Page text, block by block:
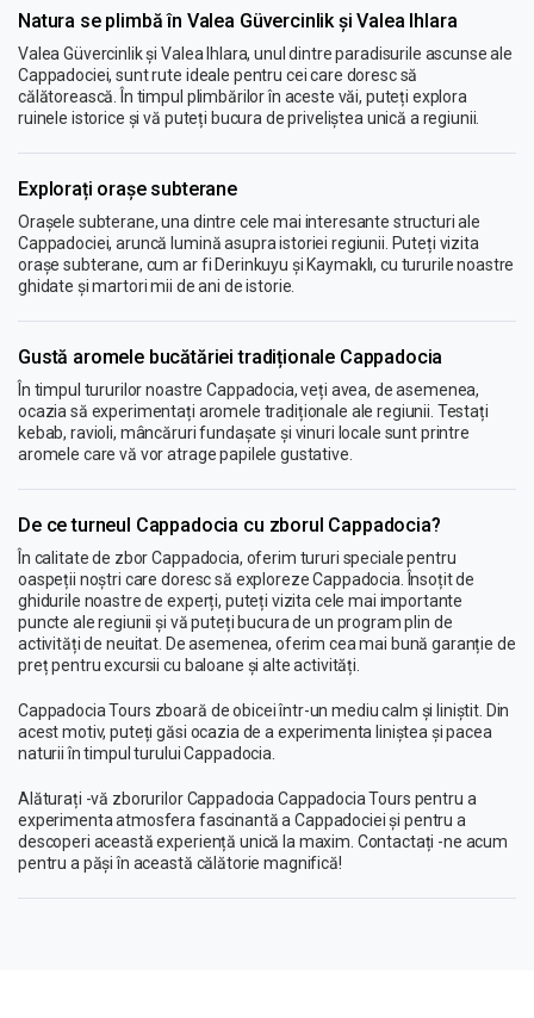
Natura se plimbă în Valea Güvercinlik și Valea Ihlara
Valea Güvercinlik și Valea Ihlara, unul dintre paradisurile ascunse ale
Cappadociei, sunt rute ideale pentru cei care doresc să
călătorească. În timpul plimbărilor în aceste văi, puteți explora
ruinele istorice și vă puteți bucura de priveliștea unică a regiunii.
Explorați orașe subterane
Orașele subterane, una dintre cele mai interesante structuri ale
Cappadociei, aruncă lumină asupra istoriei regiunii. Puteți vizita
orașe subterane, cum ar fi Derinkuyu și Kaymaklı, cu tururile noastre
ghidate și martori mii de ani de istorie.
Gustă aromele bucătăriei tradiționale Cappadocia
În timpul tururilor noastre Cappadocia, veți avea, de asemenea,
ocazia să experimentați aromele tradiționale ale regiunii. Testați
kebab, ravioli, mâncăruri fundașate și vinuri locale sunt printre
aromele care vă vor atrage papilele gustative.
De ce turneul Cappadocia cu zborul Cappadocia?
În calitate de zbor Cappadocia, oferim tururi speciale pentru
oaspeții noștri care doresc să exploreze Cappadocia. Însoțit de
ghidurile noastre de experți, puteți vizita cele mai importante
puncte ale regiunii și vă puteți bucura de un program plin de
activități de neuitat. De asemenea, oferim cea mai bună garanție de
preț pentru excursii cu baloane și alte activități.
Cappadocia Tours zboară de obicei într-un mediu calm și liniștit. Din
acest motiv, puteți găsi ocazia de a experimenta liniștea și pacea
naturii în timpul turului Cappadocia.
Alăturați -vă zborurilor Cappadocia Cappadocia Tours pentru a
experimenta atmosfera fascinantă a Cappadociei și pentru a
descoperi această experiență unică la maxim. Contactați -ne acum
pentru a păși în această călătorie magnifică!